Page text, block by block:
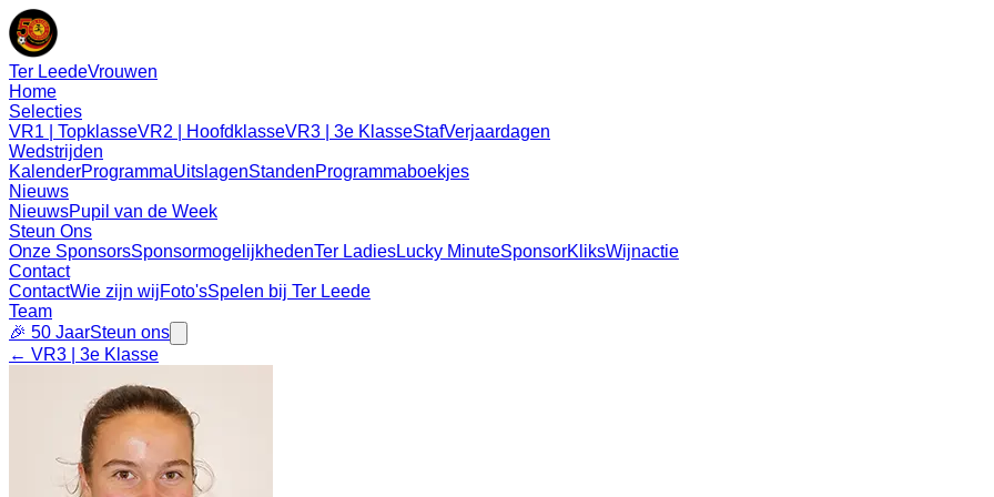
Ter LeedeVrouwen
Home
Selecties
VR1 | TopklasseVR2 | HoofdklasseVR3 | 3e KlasseStafVerjaardagen
Wedstrijden
KalenderProgrammaUitslagenStandenProgrammaboekjes
Nieuws
NieuwsPupil van de Week
Steun Ons
Onze SponsorsSponsormogelijkhedenTer LadiesLucky MinuteSponsorKliksWijnactie
Contact
ContactWie zijn wijFoto'sSpelen bij Ter Leede
Team
🎉 50 JaarSteun ons
← VR3 3e Klasse